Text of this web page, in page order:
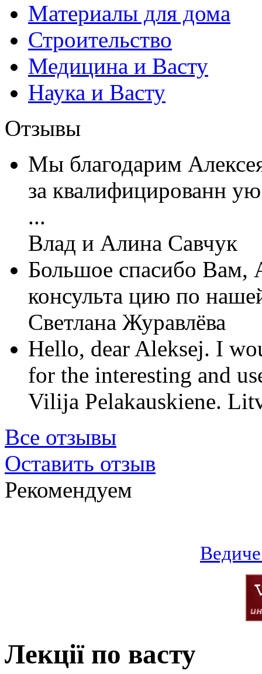
Материалы для дома
Строительство
Медицина и Васту
Наука и Васту
Отзывы
Мы благодарим
за квалифицированн
...
Влад и Алина Савчук
Большое спасибо Вам,
консульта цию по
Светлана Журавлёва
Hello, dear Aleksej. I
for the interesting and
Vilija Pelakauskiene.
Все отзывы
Оставить отзыв
Рекомендуем
Лекції по васту